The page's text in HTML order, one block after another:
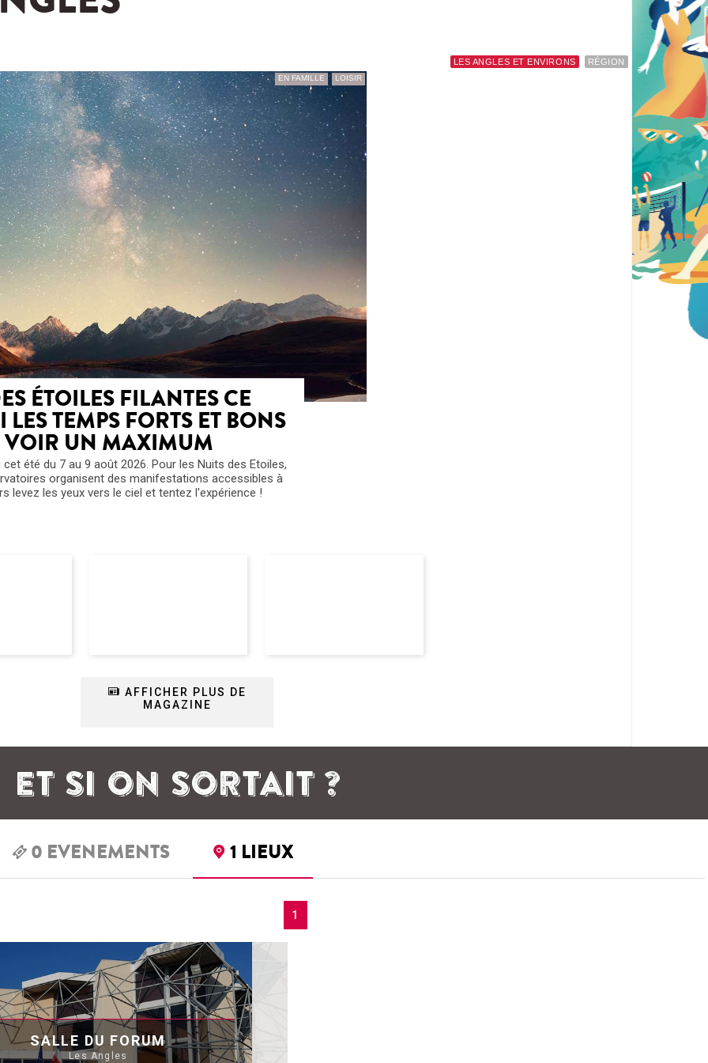
EN FAMILLE LOISIR
ÉTOILES FILANTES CE
TEMPS FORTS ET BONS
VOIR UN MAXIMUM
été du 7 au 9 août 2026. Pour les Nuits des Etoiles,
organisent des manifestations accessibles à
levez les yeux vers le ciel et tentez l'expérience !
LES ANGLES ET ENVIRONS RÉGION
AFFICHER PLUS DE
MAGAZINE
ET SI ON SORTAIT ?
0 EVENEMENTS 1 LIEUX
1
SALLE DU FORUM
Les Angles